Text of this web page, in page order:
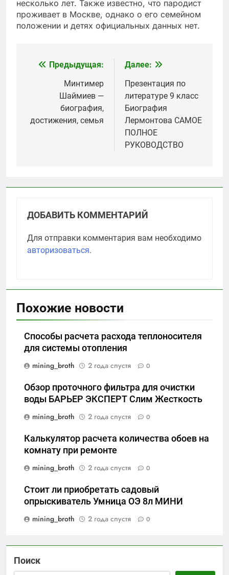
несколько лет. Также известно, что пародист
проживает в Москве, однако о его семейном
положении и детях официальных данных нет.
Навигация
записям
Предыдущая:
Минтимер
Шаймиев —
биография,
достижения, семья
Далее:
Презентация по
литературе 9 класс
Биография
Лермонтова САМОЕ
ПОЛНОЕ
РУКОВОДСТВО
ДОБАВИТЬ КОММЕНТАРИЙ
Для отправки комментария вам необходимо
авторизоваться.
Похожие новости
Способы расчета расхода теплоносителя
для системы отопления
mining_broth
2 года спустя 0
Обзор проточного фильтра для очистки
воды БАРЬЕР ЭКСПЕРТ Слим Жесткость
mining_broth
2 года спустя 0
Калькулятор расчета количества обоев на
комнату при ремонте
mining_broth
2 года спустя 0
Стоит ли приобретать садовый
опрыскиватель Умница ОЭ 8л МИНИ
mining_broth
2 года спустя 0
Поиск